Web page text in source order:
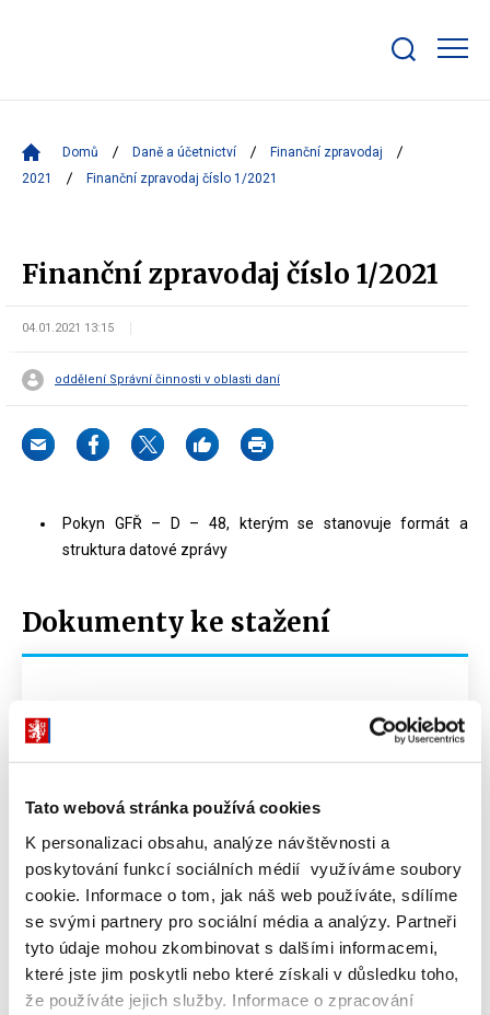
Tato webová stránka používá cookies
K personalizaci obsahu, analýze návštěvnosti a
poskytování funkcí sociálních médií využíváme soubory
cookie. Informace o tom, jak náš web používáte, sdílíme
se svými partnery pro sociální média a analýzy. Partneři
tyto údaje mohou zkombinovat s dalšími informacemi,
které jste jim poskytli nebo které získali v důsledku toho,
že používáte jejich služby. Informace o zpracování
bar
Domů Daně a účetnictví
Finanční zpravodaj
2021
Finanční zpravodaj číslo 1/2021
Finanční zpravodaj číslo 1/2021
04.01.2021 13:15
oddělení Správní činnosti v oblasti daní
Pokyn GFŘ – D – 48, kterým se stanovuje formát a
struktura datové zprávy
Dokumenty ke stažení
PDF (121kB)
Dokumenty ke stažení
Finanční zpravodaj číslo 1/2021
(121 kB)